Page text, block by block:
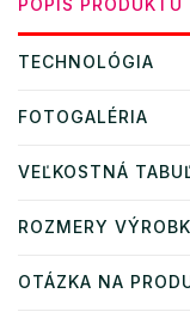
TECHNOLÓGIA
FOTOGALÉRIA
VEĽKOSTNÁ
ROZMERY
OTÁZKA NA